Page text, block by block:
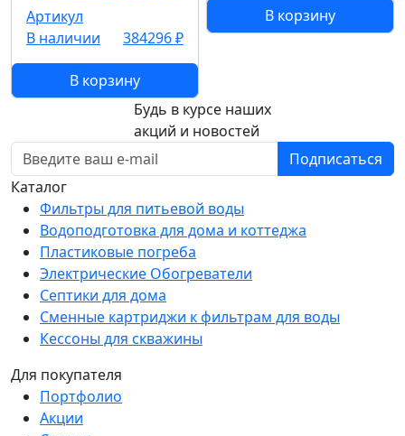
Артикул
В наличии
384296 ₽
В корзину
В корзину
Будь в курсе наших
акций и новостей
Подписаться
Каталог
Фильтры для питьевой воды
Водоподготовка для дома и коттеджа
Пластиковые погреба
Электрические Обогреватели
Септики для дома
Сменные картриджи к фильтрам для воды
Кессоны для скважины
Для покупателя
Портфолио
Акции